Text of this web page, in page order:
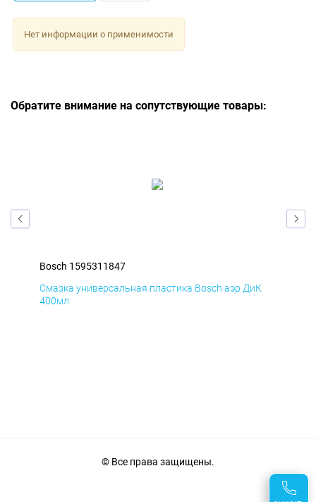
Нет информации о применимости
Обратите внимание на сопутствующие товары:
Bosch 1595311847
Смазка универсальная пластика Bosch аэр ДиК
400мл
© Все права защищены.